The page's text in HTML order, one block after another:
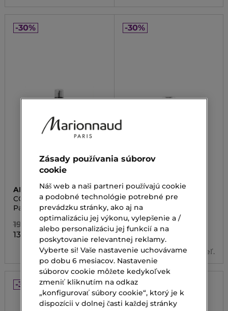
-30%
ARMANI
CODE LE PARFUM
REFILL
Parfumovaná voda
196,00 €
137,20 €
-30%
GIVENCHY
L'INTERDIT PARFUM
Parfumovaná voda
144,00 €
Od 72,10 €
3 veľ.
-30% -30%
Zásady používania súborov
cookie
Náš web a naši partneri používajú cookie
a podobné technológie potrebné pre
prevádzku stránky, ako aj na
optimalizáciu jej výkonu, vylepšenie a /
alebo personalizáciu jej funkcií a na
poskytovanie relevantnej reklamy.
Vyberte si! Vaše nastavenie uchovávame
po dobu 6 mesiacov. Nastavenie
súborov cookie môžete kedykoľvek
zmeniť kliknutím na odkaz
„konfigurovať súbory cookie“, ktorý je k
dispozícii v dolnej časti každej stránky